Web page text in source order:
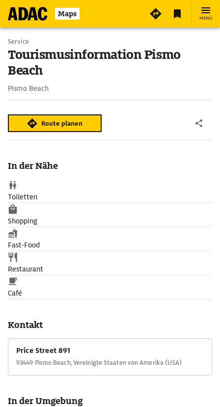
Maps MENÜ
Service
Tourismusinformation Pismo
Beach
Pismo Beach
Route planen
In der Nähe
Toiletten
Shopping
Fast-Food
Restaurant
Café
Kontakt
Price Street 891
93449 Pismo Beach, Vereinigte Staaten von Amerika (USA)
In der Umgebung